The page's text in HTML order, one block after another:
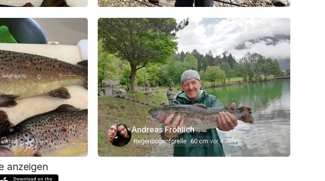
Jahre
Andreas Fröhlich
Regenbogenforelle 60 cm vor 4 Jahre
anzeigen